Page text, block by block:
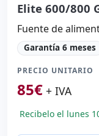
Elite 600/800
Fuente de
Garantía 6 meses
PRECIO UNITARIO
85€ + IVA
Recibelo el lunes